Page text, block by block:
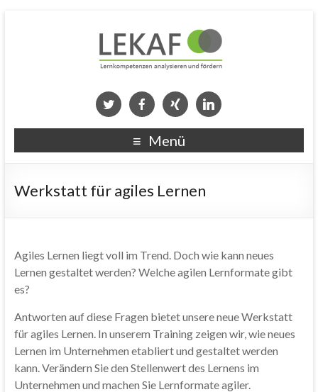
Menü
Werkstatt für agiles Lernen
Agiles Lernen liegt voll im Trend. Doch wie kann neues
Lernen gestaltet werden? Welche agilen Lernformate gibt
es?
Antworten auf diese Fragen bietet unsere neue Werkstatt
für agiles Lernen. In unserem Training zeigen wir, wie neues
Lernen im Unternehmen etabliert und gestaltet werden
kann. Verändern Sie den Stellenwert des Lernens im
Unternehmen und machen Sie Lernformate agiler.